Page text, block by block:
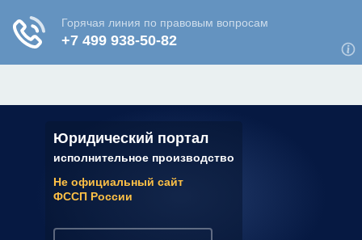
Юридический портал
исполнительное производство
Не официальный сайт
ФССП России
✆ 7 (800) 350-22-64